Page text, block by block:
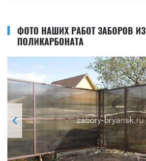
ФОТО НАШИХ РАБОТ ЗАБОРОВ ИЗ
ПОЛИКАРБОНАТА